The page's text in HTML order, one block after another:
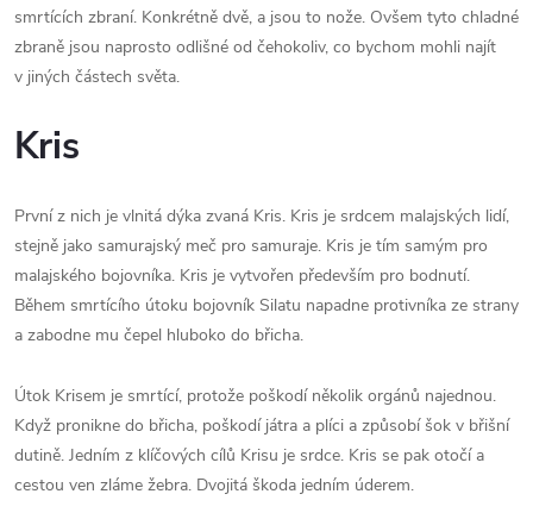
smrtících zbraní. Konkrétně dvě, a jsou to nože. Ovšem tyto chladné
zbraně jsou naprosto odlišné od čehokoliv, co bychom mohli najít
v jiných částech světa.
Kris
První z nich je vlnitá dýka zvaná Kris. Kris je srdcem malajských lidí,
stejně jako samurajský meč pro samuraje. Kris je tím samým pro
malajského bojovníka. Kris je vytvořen především pro bodnutí.
Během smrtícího útoku bojovník Silatu napadne protivníka ze strany
a zabodne mu čepel hluboko do břicha.
Útok Krisem je smrtící, protože poškodí několik orgánů najednou.
Když pronikne do břicha, poškodí játra a plíci a způsobí šok v břišní
dutině. Jedním z klíčových cílů Krisu je srdce. Kris se pak otočí a
cestou ven zláme žebra. Dvojitá škoda jedním úderem.